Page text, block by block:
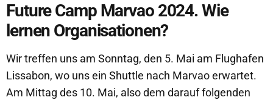
Future Camp Marvao 2024. Wie
lernen Organisationen?
Wir treffen uns am Sonntag, den 5. Mai am Flughafen
Lissabon, wo uns ein Shuttle nach Marvao erwartet.
Am Mittag des 10. Mai, also dem darauf folgenden